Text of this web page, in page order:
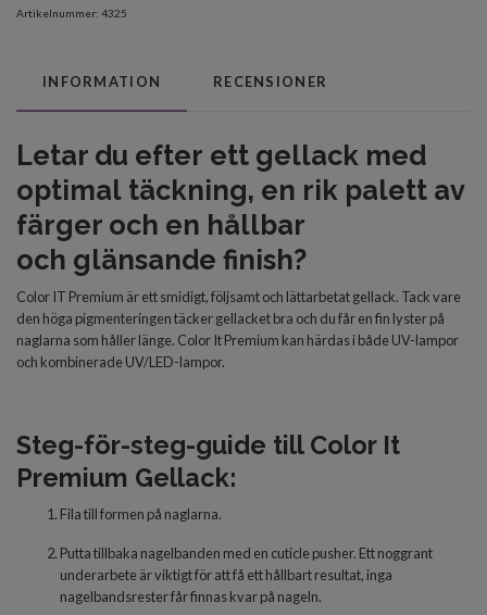
Artikelnummer: 4325
INFORMATION RECENSIONER
Letar du efter ett gellack med
optimal täckning, en rik palett av
färger och en hållbar
och glänsande finish?
Color IT Premium är ett smidigt, följsamt och lättarbetat gellack. Tack vare
den höga pigmenteringen täcker gellacket bra och du får en fin lyster på
naglarna som håller länge. Color It Premium kan härdas i både UV-lampor
och kombinerade UV/LED-lampor.
Steg-för-steg-guide till Color It
Premium Gellack:
Fila till formen på naglarna.
Putta tillbaka nagelbanden med en cuticle pusher. Ett noggrant
underarbete är viktigt för att få ett hållbart resultat, inga
nagelbandsrester får finnas kvar på nageln.